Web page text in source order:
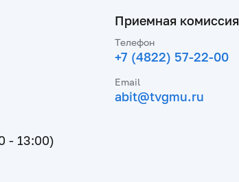
- 13:00)
Приемная комиссия
Телефон
+7 (4822) 57-22-00
Email
abit@tvgmu.ru